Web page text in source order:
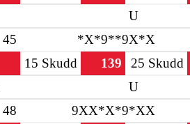
U
45 *X*9**9X*X
15 Skudd
139 25 Skudd
U
48 9XX*X*9*XX